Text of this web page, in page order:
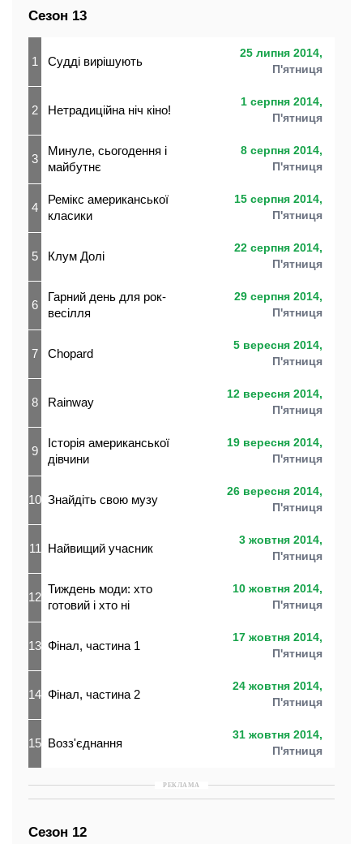
Сезон 13
1 Судді вирішують
25 липня 2014,
П'ятниця
2 Нетрадиційна ніч кіно!
1 серпня 2014,
П'ятниця
3
Минуле, сьогодення і
майбутнє
8 серпня 2014,
П'ятниця
4
Ремікс американської
класики
15 серпня 2014,
П'ятниця
5 Клум Долі
22 серпня 2014,
П'ятниця
6
Гарний день для рок-
весілля
29 серпня 2014,
П'ятниця
7 Chopard
5 вересня 2014,
П'ятниця
8 Rainway
12 вересня 2014,
П'ятниця
9
Історія американської
дівчини
19 вересня 2014,
П'ятниця
10 Знайдіть свою музу
26 вересня 2014,
П'ятниця
11 Найвищий учасник
3 жовтня 2014,
П'ятниця
12
Тиждень моди: хто
готовий і хто ні
10 жовтня 2014,
П'ятниця
13 Фінал, частина 1
17 жовтня 2014,
П'ятниця
14 Фінал, частина 2
24 жовтня 2014,
П'ятниця
15 Возз'єднання
31 жовтня 2014,
П'ятниця
РЕКЛАМА
Сезон 12